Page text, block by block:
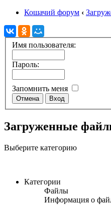
Кошачий форум ‹
Имя пользователя:
Пароль:
Запомнить меня
Загруженные
Выберите категорию
Категории
Файлы
Информация о